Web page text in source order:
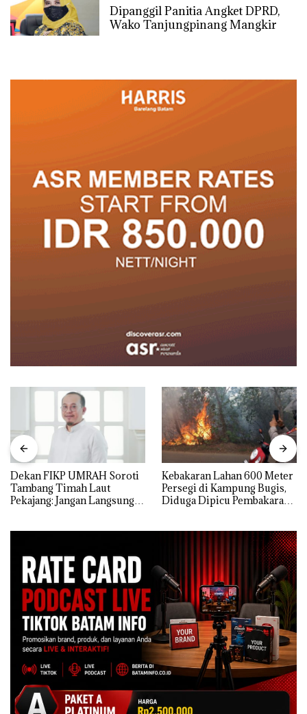
WIB
Dipanggil Panitia Angket DPRD,
Wako Tanjungpinang Mangkir
Dekan FIKP UMRAH Soroti
Tambang Timah Laut
Pekajang: Jangan Langsung
Kebakaran Lahan 600 Meter
Persegi di Kampung Bugis,
Diduga Dipicu Pembakaran